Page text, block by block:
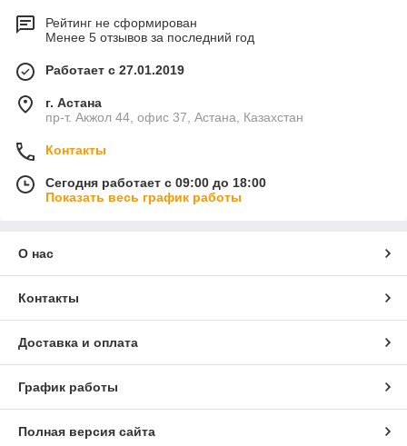
Рейтинг не сформирован
Менее 5 отзывов за последний год
Работает с 27.01.2019
г. Астана
пр-т. Акжол 44, офис 37, Астана, Казахстан
Контакты
Сегодня работает с 09:00 до 18:00
Показать весь график работы
О нас
Контакты
Доставка и оплата
График работы
Полная версия сайта